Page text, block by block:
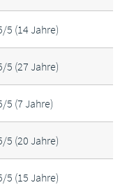
5 (14 Jahre)
5 (27 Jahre)
5 (7 Jahre)
5 (20 Jahre)
5 (15 Jahre)